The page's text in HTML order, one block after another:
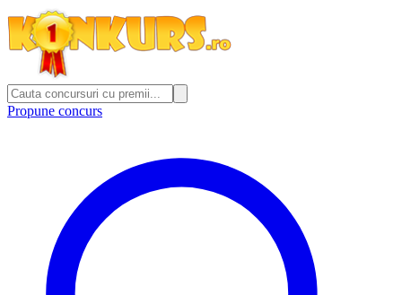
Propune concurs